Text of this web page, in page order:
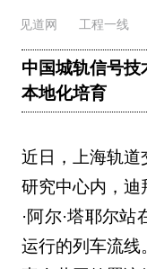
见道网 工程一线
中国城轨信号
本地化培育
近日，上海轨道
研究中心内，迪
·阿尔·塔耶尔
运行的列车流线